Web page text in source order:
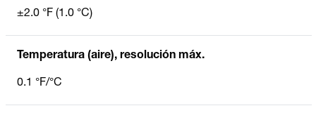
±2.0 °F (1.0 °C)
Temperatura (aire), resolución máx.
0.1 °F/°C